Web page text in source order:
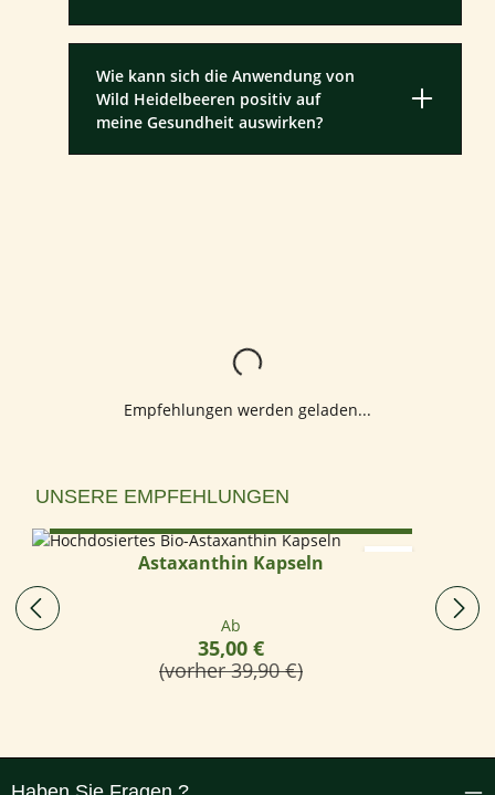
Wie kann sich die Anwendung von
Wild Heidelbeeren positiv auf
meine Gesundheit auswirken?
Lädt...
Empfehlungen werden geladen...
Produktgalerie überspringen
UNSERE EMPFEHLUNGEN
Optionen wählen
Astaxanthin Kapseln
Regulärer Preis:
Ab
35,00 €
(vorher 39,90 €)